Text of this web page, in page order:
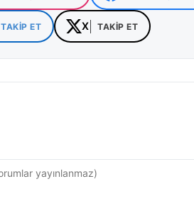
TAKIP ET X TAKIP ET